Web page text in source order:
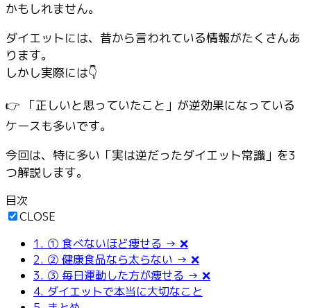
かもしれません。
ダイエットには、昔から言われている情報がたくさんあ
ります。
しかし実際には👇
👉 「正しいと思っていたこと」が逆効果になっている
ケースも多いです。
今回は、特に多い「実は逆だったダイエット常識」を3
つ解説します。
目次
CLOSE
1. ① 食べないほど痩せる → ❌
2. ② 健康食品なら太らない → ❌
3. ③ 毎日運動した方が痩せる → ❌
4. ダイエットで本当に大切なこと